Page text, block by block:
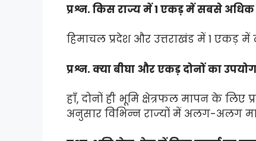
प्रश्न. किस राज्य में 1 एकड़ में सबसे अधिक
हिमाचल प्रदेश और उत्तराखंड में 1 एकड़
प्रश्न. क्या बीघा और एकड़ दोनों का
हाँ, दोनों ही भूमि क्षेत्रफल मापन के
अनुसार विभिन्न राज्यों में अलग-अलग